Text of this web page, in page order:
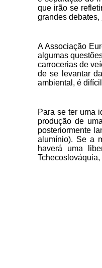
que irão se
grandes
A Associação
algumas
carrocerias de
de se levantar
ambiental, é
Para se ter uma
produção de
posteriormente
alumínio). Se a
haverá uma